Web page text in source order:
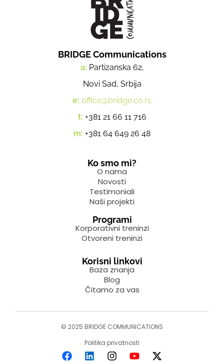
BRIDGE Communications
a: Partizanska 62,
Novi Sad, Srbija
e: office@bridge.co.rs
t: +381 21 66 11 716
m: +381 64 649 26 48
Ko smo mi?
O nama
Novosti
Testimoniali
Naši projekti
Programi
Korporativni treninzi
Otvoreni treninzi
Korisni linkovi
Baza znanja
Blog
Čitamo za vas
© 2025 BRIDGE COMMUNICATIONS
Politika privatnosti